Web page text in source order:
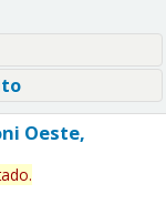
Oeste,
.